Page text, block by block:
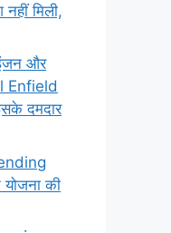
मिली,
और
Enfield
दमदार
की